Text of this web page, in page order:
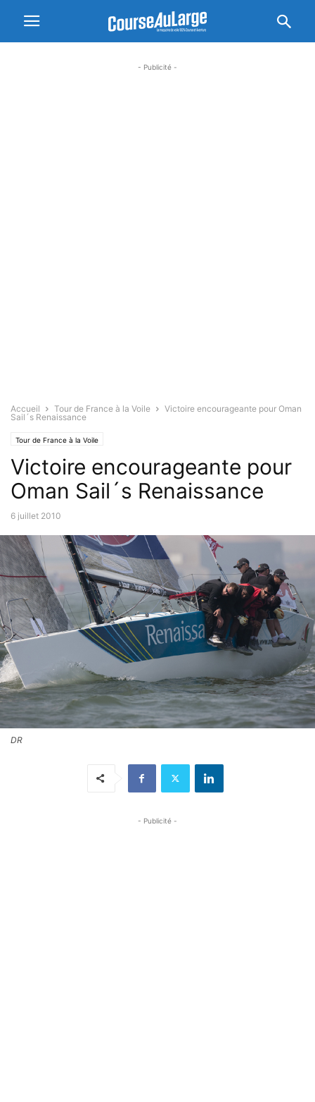
- Publicité -
Accueil Tour de France à la Voile
Victoire encourageante pour Oman
Sail´s Renaissance
Tour de France à la Voile
Victoire encourageante pour
Oman Sail´s Renaissance
6 juillet 2010
DR
- Publicité -